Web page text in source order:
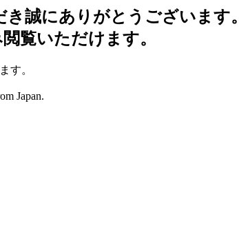
誠にありがとうございます。
覧いただけます。
す。
Japan.